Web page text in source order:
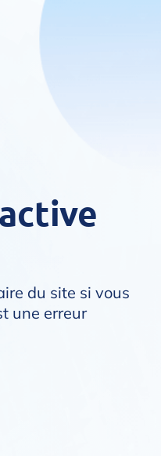
du site si vous
une erreur